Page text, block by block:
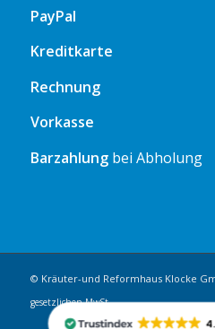
PayPal
Kreditkarte
Rechnung
Vorkasse
Barzahlungbei Abholung
© Kräuter-und Reformhaus Klocke
gesetzlichen MwSt.